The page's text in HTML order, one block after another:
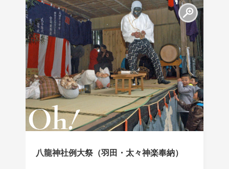
八龍神社例大祭（羽田・太々神楽奉納）